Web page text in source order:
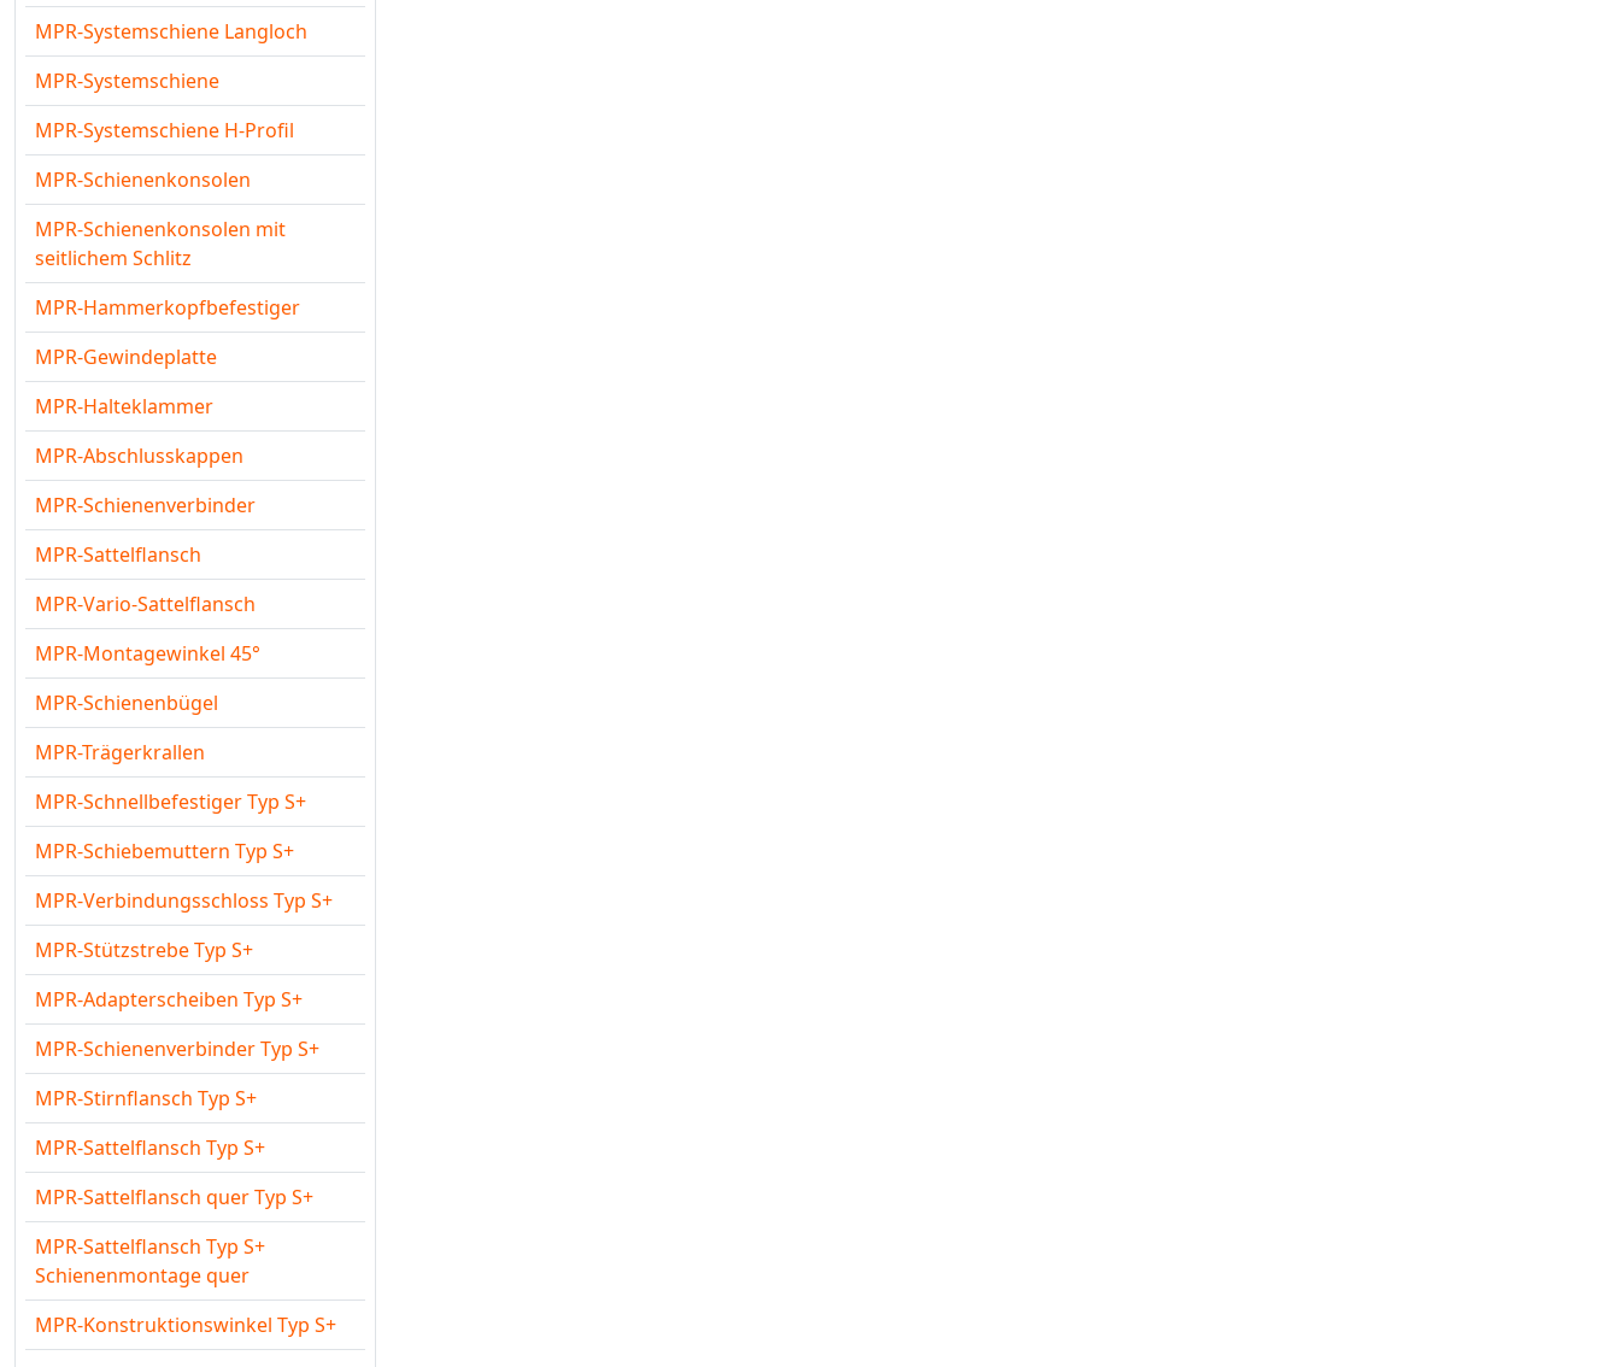
MPR-Systemschiene Langloch
MPR-Systemschiene
MPR-Systemschiene H-Profil
MPR-Schienenkonsolen
MPR-Schienenkonsolen mit
seitlichem Schlitz
MPR-Hammerkopfbefestiger
MPR-Gewindeplatte
MPR-Halteklammer
MPR-Abschlusskappen
MPR-Schienenverbinder
MPR-Sattelflansch
MPR-Vario-Sattelflansch
MPR-Montagewinkel 45°
MPR-Schienenbügel
MPR-Trägerkrallen
MPR-Schnellbefestiger Typ S+
MPR-Schiebemuttern Typ S+
MPR-Verbindungsschloss Typ S+
MPR-Stützstrebe Typ S+
MPR-Adapterscheiben Typ S+
MPR-Schienenverbinder Typ S+
MPR-Stirnflansch Typ S+
MPR-Sattelflansch Typ S+
MPR-Sattelflansch quer Typ S+
MPR-Sattelflansch Typ S+
Schienenmontage quer
MPR-Konstruktionswinkel Typ S+